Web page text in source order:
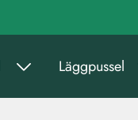
Läggpussel